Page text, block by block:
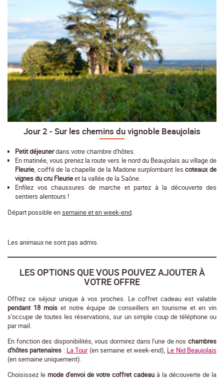
Jour 2 - Sur les chemins du vignoble Beaujolais
Petit déjeunerdans votre chambre d'hôtes.
En matinée, vous prenez la route vers le nord du Beaujolais au village de
Fleurie, coiffé de la chapelle de la Madone surplombant lescoteaux de
vignes du cru Fleurieet la vallée de la Saône.
Enfilez vos chaussures de marche et partez à la découverte des
sentiers alentours !
Départ possible ensemaine et en week-end.
Les animaux ne sont pas admis.
LES OPTIONS QUE VOUS POUVEZ AJOUTER À
VOTRE OFFRE
Offrez ce séjour unique à vos proches. Le coffret cadeau est valable
pendant 18 moiset notre équipe de conseillers en tourisme et en vin
s'occupe de toutes les réservations, sur un simple coup de téléphone ou
par mail.
En fonction des disponibilités, vous dormirez dans l'une de nos chambres
d'hôtes partenaires : La Tour(en semaine et week-end), Le Nid Beaujolais
(en semaine uniquement).
Choisissez le mode d'envoi de votre coffret cadeau à la découverte de la